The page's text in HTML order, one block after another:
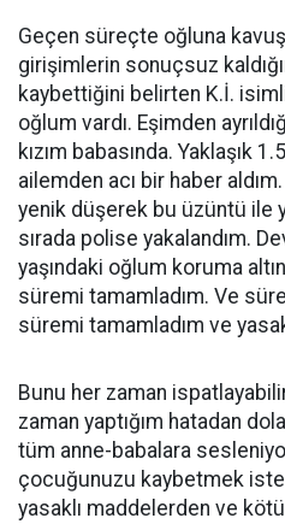
Geçen süreçte oğluna
girişimlerin sonuçsuz
kaybettiğini belirten K.İ.
oğlum vardı. Eşimden
kızım babasında. Yaklaşık
ailemden acı bir haber
yenik düşerek bu üzüntü ile
sırada polise yakalandım.
yaşındaki oğlum koruma
süremi tamamladım. Ve
süremi tamamladım ve
Bunu her zaman
zaman yaptığım hatadan
tüm anne-babalara
çocuğunuzu kaybetmek
yasaklı maddelerden ve